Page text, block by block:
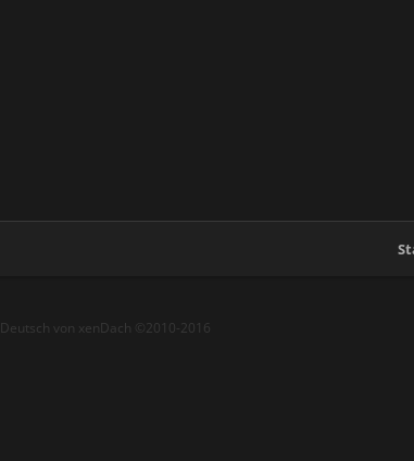
Deutsch von xenDach ©2010-2016